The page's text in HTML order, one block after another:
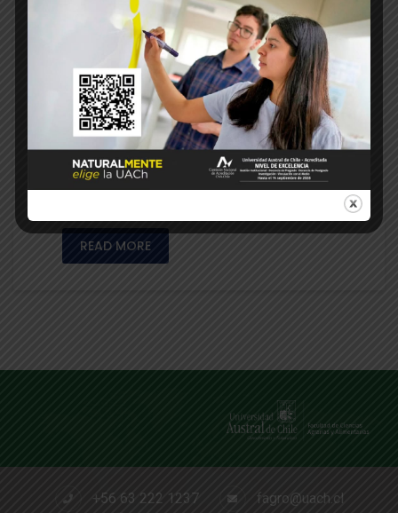
Ex académico del Instituto de Economía
Agraria de la Facultad de Ciencias Agrarias
y Alimentarias de la UACh fue distinguido
por su trayectoria profesional. El Colegio
de Ingenieros Agrónomos de Chile, en su
sesión anual realizada en Santiago, efectuó
un reconocimiento a colegiados
destacados a nivel nacional e internacional,
READ MORE
+56 63 222 1237 fagro@uach.cl